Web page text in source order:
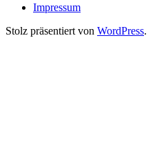
Impressum
Stolz präsentiert von WordPress.